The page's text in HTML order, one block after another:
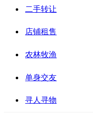
二手转让
店铺租售
农林牧渔
单身交友
寻人寻物